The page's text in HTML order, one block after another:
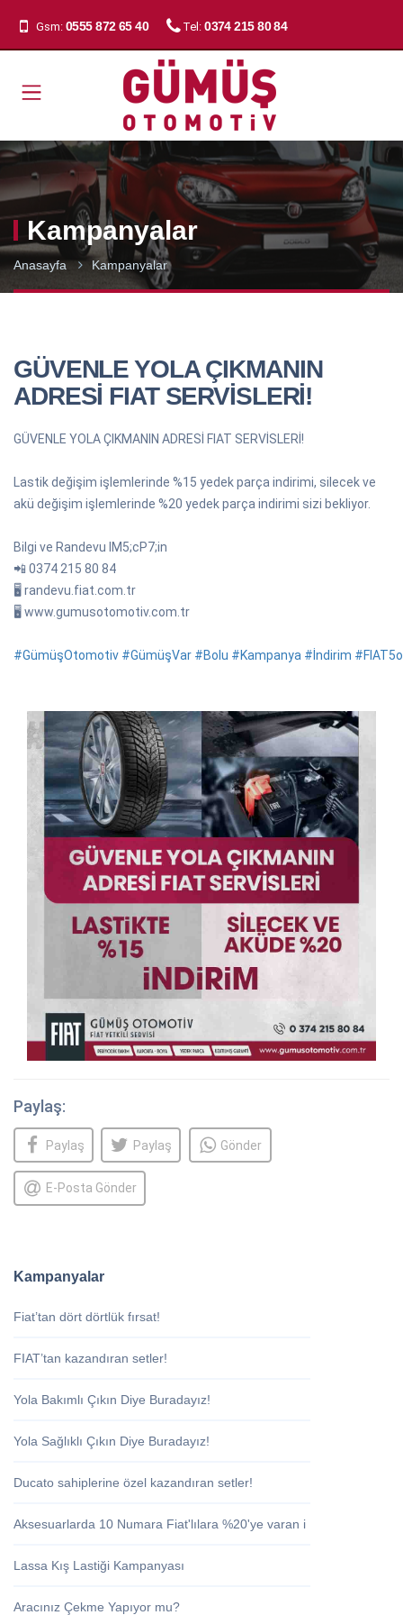
Gsm: 0555 872 65 40 Tel:0374 215 80 84
Kampanyalar
Anasayfa Kampanyalar
GÜVENLE YOLA ÇIKMANIN
ADRESİ FIAT SERVİSLERİ!
GÜVENLE YOLA ÇIKMANIN ADRESİ FIAT SERVİSLERİ!
Lastik değişim işlemlerinde %15 yedek parça indirimi, silecek ve
akü değişim işlemlerinde %20 yedek parça indirimi sizi bekliyor.
Bilgi ve Randevu IM5;cP7;in
📲 0374 215 80 84
🖥 randevu.fiat.com.tr
🖥 www.gumusotomotiv.com.tr
#GümüşOtomotiv #GümüşVar #Bolu #Kampanya #İndirim
Paylaş:
Paylaş Paylaş Gönder
E-Posta Gönder
Kampanyalar
Fiat’tan dört dörtlük fırsat!
FIAT’tan kazandıran setler!
Yola Bakımlı Çıkın Diye Buradayız!
Yola Sağlıklı Çıkın Diye Buradayız!
Ducato sahiplerine özel kazandıran setler!
Aksesuarlarda 10 Numara Fiat'lılara %20'ye varan i
Lassa Kış Lastiği Kampanyası
Aracınız Çekme Yapıyor mu?